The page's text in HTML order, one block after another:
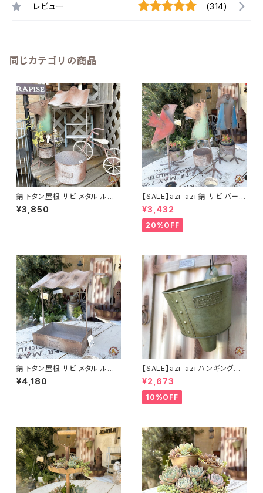
レビュー (314)
同じカテゴリの商品
錆 トタン屋根 サビ メタル ルー
フプランター A azi-azi
¥3,850
【SALE】azi-azi 錆 サビ バード
メタルプランター
¥3,432
20%OFF
錆 トタン屋根 サビ メタル ルー
フプランター B azi-azi
¥4,180
【SALE】azi-azi ハンギングブ
リキ漏斗プランターB
¥2,673
10%OFF